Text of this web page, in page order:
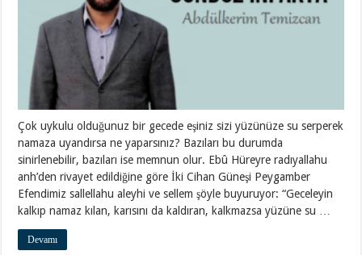
Çok uykulu olduğunuz bir gecede eşiniz sizi yüzünüze su serperek
namaza uyandırsa ne yaparsınız? Bazıları bu durumda
sinirlenebilir, bazıları ise memnun olur. Ebû Hüreyre radıyallahu
anh’den rivayet edildiğine göre İki Cihan Güneşi Peygamber
Efendimiz sallellahu aleyhi ve sellem şöyle buyuruyor: “Geceleyin
kalkıp namaz kılan, karısını da kaldıran, kalkmazsa yüzüne su …
Devamı